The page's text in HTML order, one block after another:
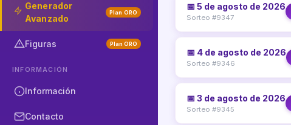
Generador
Avanzado
Plan ORO
Figuras Plan ORO
INFORMACIÓN
Información
Contacto
📅 5 de agosto de 2026
Sorteo #9347
📅 4 de agosto de 2026
Sorteo #9346
📅 3 de agosto de 2026
Sorteo #9345